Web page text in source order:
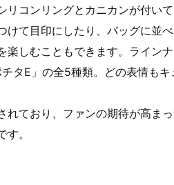
リコンリングとカニカンが付いて
けて目印にしたり、バッグに並
楽しむこともできます。ライン
タE」の全5種類。どの表情も
れており、ファンの期待が高ま
。